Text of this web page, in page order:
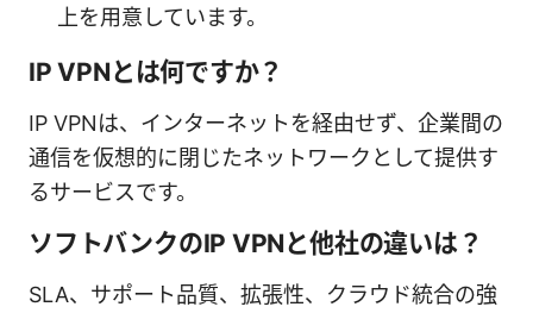
上を用意しています。
IP VPNとは何ですか？
IP VPNは、インターネットを経由せず、企業間の
通信を仮想的に閉じたネットワークとして提供す
るサービスです。
ソフトバンクのIP VPNと他社の違いは？
SLA、サポート品質、拡張性、クラウド統合の強